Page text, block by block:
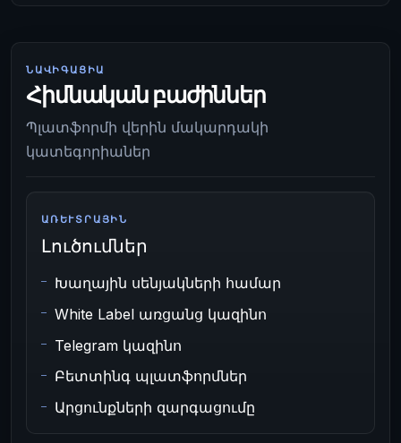
ՆԱՎԻԳԱՑԻԱ
Հիմնական բաժիններ
Պլատֆորմի վերին մակարդակի
կատեգորիաներ
ԱՌԵՒՏՐԱՅԻՆ
Լուծումներ
Խաղային սենյակների համար
White Label առցանց կազինո
Telegram կազինո
Բետտինգ պլատֆորմներ
Արցունքների զարգացումը